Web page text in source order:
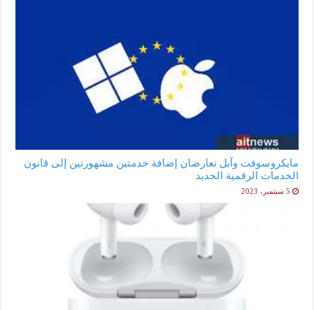
مايكروسوفت وآبل تعارضان إضافة خدمتين مشهورتين إلى قانون
الخدمات الرقمية الجديد
5 سبتمبر، 2023